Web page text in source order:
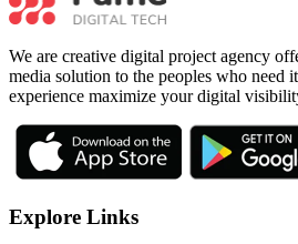
We are creative digital project agency
media solution to the peoples who need
experience maximize your digital
Explore Links